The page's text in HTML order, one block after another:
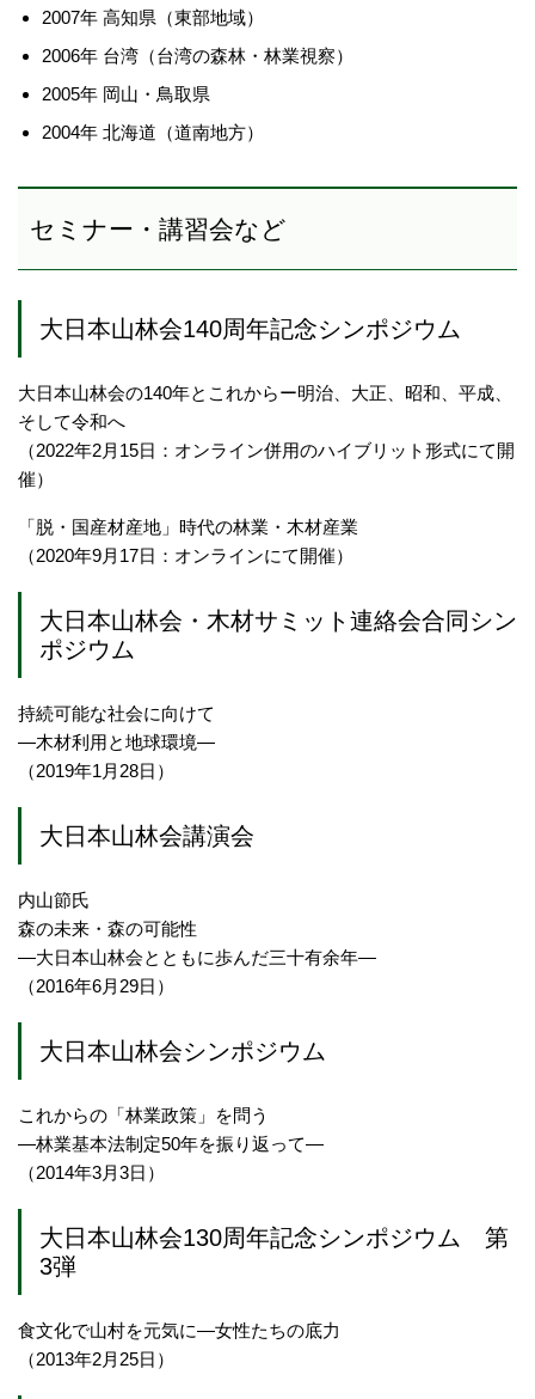
2007年 高知県（東部地域）
2006年 台湾（台湾の森林・林業視察）
2005年 岡山・鳥取県
2004年 北海道（道南地方）
セミナー・講習会など
大日本山林会140周年記念シンポジウム
大日本山林会の140年とこれからー明治、大正、昭和、平成、
そして令和へ
（2022年2月15日：オンライン併用のハイブリット形式にて開
催）
「脱・国産材産地」時代の林業・木材産業
（2020年9月17日：オンラインにて開催）
大日本山林会・木材サミット連絡会合同シン
ポジウム
持続可能な社会に向けて
―木材利用と地球環境―
（2019年1月28日）
大日本山林会講演会
内山節氏
森の未来・森の可能性
―大日本山林会とともに歩んだ三十有余年―
（2016年6月29日）
大日本山林会シンポジウム
これからの「林業政策」を問う
―林業基本法制定50年を振り返って―
（2014年3月3日）
大日本山林会130周年記念シンポジウム 第
3弾
食文化で山村を元気に―女性たちの底力
（2013年2月25日）